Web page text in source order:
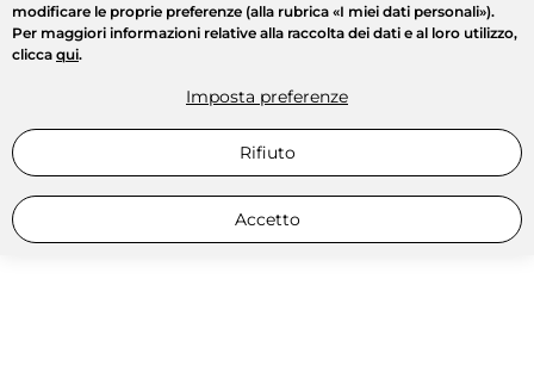
modificare le proprie preferenze (alla rubrica «I miei dati personali»).
Per maggiori informazioni relative alla raccolta dei dati e al loro utilizzo,
clicca qui.
Imposta preferenze
Rifiuto
Accetto